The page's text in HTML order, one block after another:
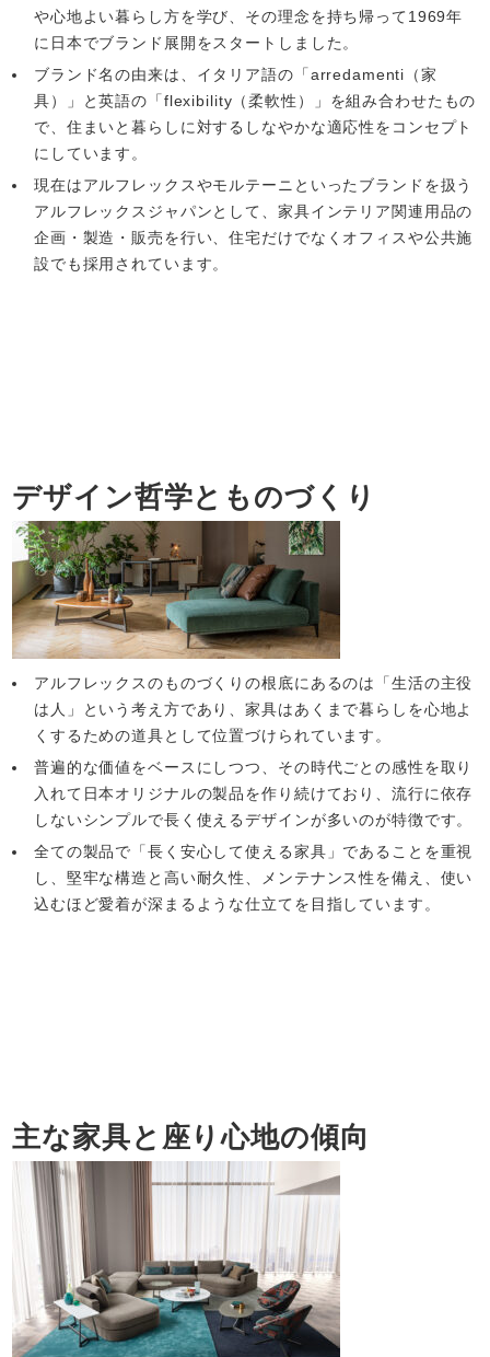
や心地よい暮らし方を学び、その理念を持ち帰って1969年
に日本でブランド展開をスタートしました。
ブランド名の由来は、イタリア語の「arredamenti（家
具）」と英語の「flexibility（柔軟性）」を組み合わせたもの
で、住まいと暮らしに対するしなやかな適応性をコンセプト
にしています。
現在はアルフレックスやモルテーニといったブランドを扱う
アルフレックスジャパンとして、家具インテリア関連用品の
企画・製造・販売を行い、住宅だけでなくオフィスや公共施
設でも採用されています。
デザイン哲学とものづくり
アルフレックスのものづくりの根底にあるのは「生活の主役
は人」という考え方であり、家具はあくまで暮らしを心地よ
くするための道具として位置づけられています。
普遍的な価値をベースにしつつ、その時代ごとの感性を取り
入れて日本オリジナルの製品を作り続けており、流行に依存
しないシンプルで長く使えるデザインが多いのが特徴です。
全ての製品で「長く安心して使える家具」であることを重視
し、堅牢な構造と高い耐久性、メンテナンス性を備え、使い
込むほど愛着が深まるような仕立てを目指しています。
主な家具と座り心地の傾向